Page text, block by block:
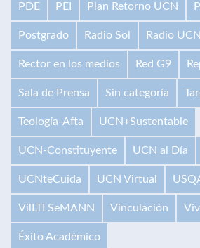
PDE PEI Plan Retorno UCN
Postgrado Radio Sol Radio UCN
Rector en los medios Red G9
Sala de Prensa Sin categoría
Teología-Afta UCN+Sustentable
UCN-Constituyente UCN al Día
UCNteCuida UCN Virtual
VilLTI SeMANN Vinculación
Éxito Académico